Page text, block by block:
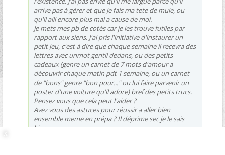
arrive pas à gérer et que je fais ma tete de mule, ou
qu'il aill encore plus mal a cause de moi.
Je mets mes pb de cotés car je les trouve futiles par
rapport aux siens. J'ai pris l'initiative d'instaurer un
petit jeu, c'est à dire que chaque semaine il recevra des
lettres avec unmot gentil dedans, ou des petits
cadeaux (genre un carnet de 7 mots d'amour a
découvrir chaque matin pdt 1 semaine, ou un carnet
de "bons" genre "bon pour..." ou lui faire parvenir un
poster d'une voiture qu'il adore) bref des petits trucs.
Pensez vous que cela peut l'aider ?
Avez vous des astuces pour réussir a aller bien
ensemble meme en prépa ? Il déprime sec je le sais
bien...